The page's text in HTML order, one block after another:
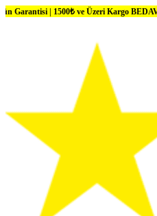
ve Üzeri Kargo BEDAVA | Dünya